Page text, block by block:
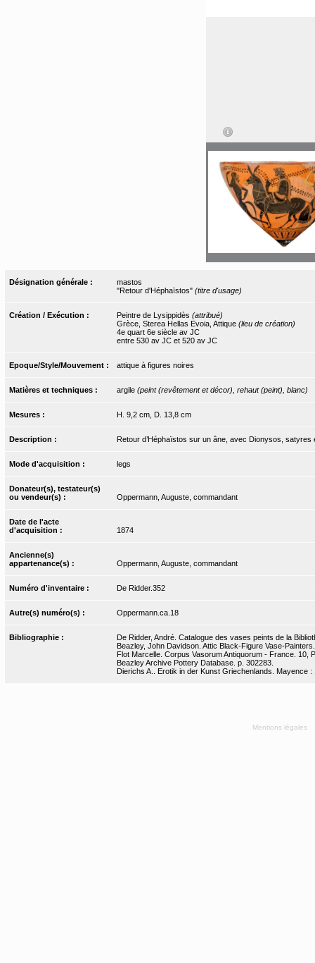
Désignation générale :
mastos
"Retour d'Héphaïstos" (titre d'usage)
Création / Exécution : Peintre de Lysippidès (attribué)
Grèce, Sterea Hellas Evoia, Attique (lieu de création)
4e quart 6e siècle av JC
entre 530 av JC et 520 av JC
Epoque/Style/Mouvement : attique à figures noires
Matières et techniques : argile (peint (revêtement et décor), rehaut (peint), blanc)
Mesures : H. 9,2 cm, D. 13,8 cm
Description : Retour d’Héphaïstos sur un âne, avec Dionysos, satyres
Mode d'acquisition : legs
Donateur(s), testateur(s)
ou vendeur(s) :
Oppermann, Auguste, commandant
Date de l'acte
d'acquisition :
1874
Ancienne(s)
appartenance(s) :
Oppermann, Auguste, commandant
Numéro d'inventaire : De Ridder.352
Autre(s) numéro(s) : Oppermann.ca.18
Bibliographie :
De Ridder, André. Catalogue des vases peints de la
Beazley, John Davidson. Attic Black-Figure Vase-
Flot Marcelle. Corpus Vasorum Antiquorum - France. 10,
Beazley Archive Pottery Database. p. 302283.
Dierichs A.. Erotik in der Kunst Griechenlands. Mayence :
Mentions légales